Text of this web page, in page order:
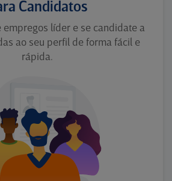
Candidatos
empregos líder e se candidate a
ao seu perfil de forma fácil e
rápida.